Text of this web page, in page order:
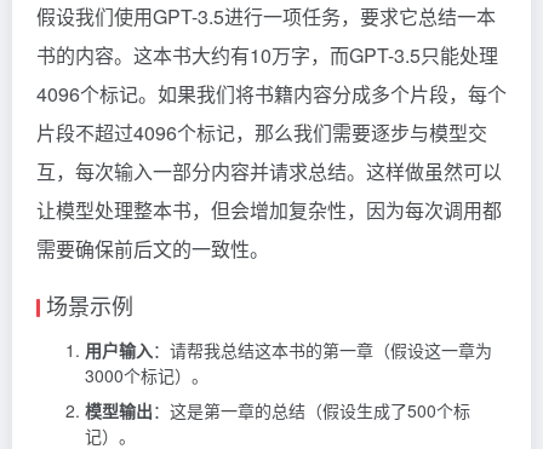
假设我们使用GPT-3.5进行一项任务，要求它总结一本
书的内容。这本书大约有10万字，而GPT-3.5只能处理
4096个标记。如果我们将书籍内容分成多个片段，每个
片段不超过4096个标记，那么我们需要逐步与模型交
互，每次输入一部分内容并请求总结。这样做虽然可以
让模型处理整本书，但会增加复杂性，因为每次调用都
需要确保前后文的一致性。
场景示例
用户输入：请帮我总结这本书的第一章（假设这一章为
3000个标记）。
模型输出：这是第一章的总结（假设生成了500个标
记）。